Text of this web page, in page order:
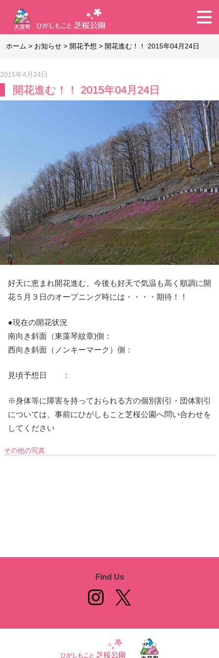
ホーム > お知らせ > 開花予想 > 開花進む！！ 2015年04月24日
2015年4月24日
開花進む！！ 2015年04月24日
好天に恵まれ開花進む、今後も好天で気温も高く順調に開
花５月３日のオープニング時には・・・・期待！！
●現在の開花状況
南向き斜面（東藻琴紋章)側：
西向き斜面（ノンキーマーク）側：
見頃予想日 ：
※身体等に障害を持っておられる方の個別割引・団体割引
については、事前にひがしもこと芝桜公園へ問い合わせを
してください
その他の写真
Find Us